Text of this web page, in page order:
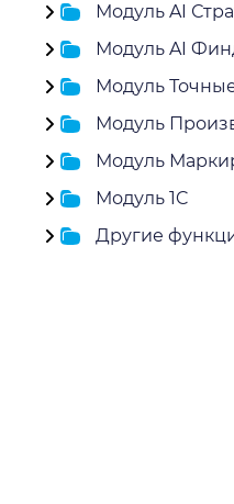
Модуль AI
Модуль AI
Модуль
Модуль
Модуль
Модуль 1C
Другие